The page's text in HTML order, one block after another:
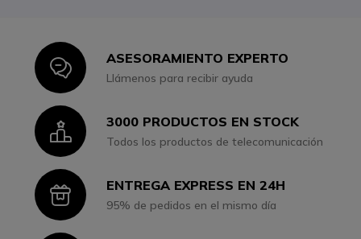
IconASESORAMIENTO EXPERTO
Llámenos para recibir ayuda
Icon3000 PRODUCTOS EN STOCK
Todos los productos de telecomunicación
IconENTREGA EXPRESS EN 24H
95% de pedidos en el mismo día